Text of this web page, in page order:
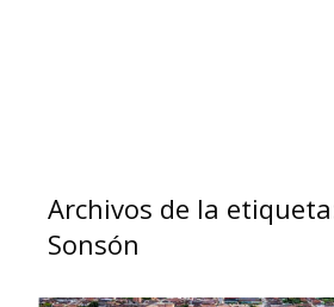
Archivos de la
Sonsón